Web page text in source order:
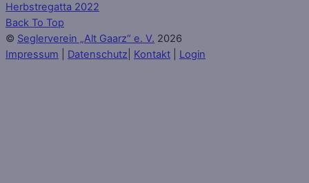
Herbstregatta 2022
Back To Top
© Seglerverein „Alt Gaarz“ e. V. 2026
Impressum
Datenschutz Kontakt Login